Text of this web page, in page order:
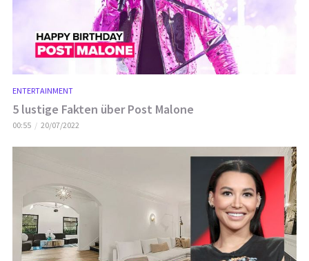
ENTERTAINMENT
5 lustige Fakten über Post Malone
00:55 20/07/2022